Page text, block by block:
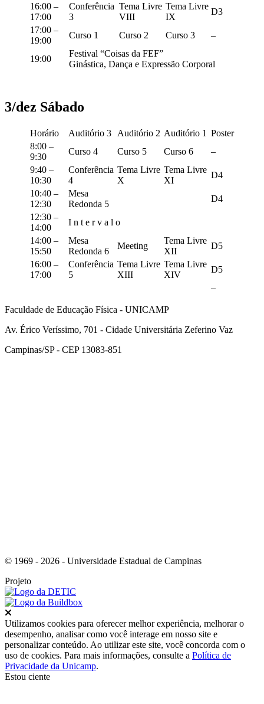
16:00 –
17:00
Conferência
3
Tema Livre
VIII
Tema Livre
IX
D3
17:00 –
19:00
Curso 1 Curso 2 Curso 3 –
19:00
Festival “Coisas da FEF”
Ginástica, Dança e Expressão Corporal
3/dez Sábado
Horário Auditório 3 Auditório 2 Auditório 1 Poster
8:00 –
9:30
Curso 4 Curso 5 Curso 6
–
9:40 –
10:30
Conferência
4
Tema Livre
X
Tema Livre
XI
D4
10:40 –
12:30
Mesa
Redonda 5
D4
12:30 –
14:00
I n t e r v a l o
14:00 –
15:50
Mesa
Redonda 6
Meeting
Tema Livre
XII
D5
16:00 –
17:00
Conferência
5
Tema Livre
XIII
Tema Livre
XIV
D5
–
Faculdade de Educação Física - UNICAMP
Av. Érico Veríssimo, 701 - Cidade Universitária Zeferino Vaz
Campinas/SP - CEP 13083-851
© 1969 - 2026 - Universidade Estadual de Campinas
Projeto
Utilizamos cookies para oferecer melhor experiência, melhorar o
desempenho, analisar como você interage em nosso site e
personalizar conteúdo. Ao utilizar este site, você concorda com o
uso de cookies. Para mais informações, consulte a Política de
Privacidade da Unicamp.
Estou ciente